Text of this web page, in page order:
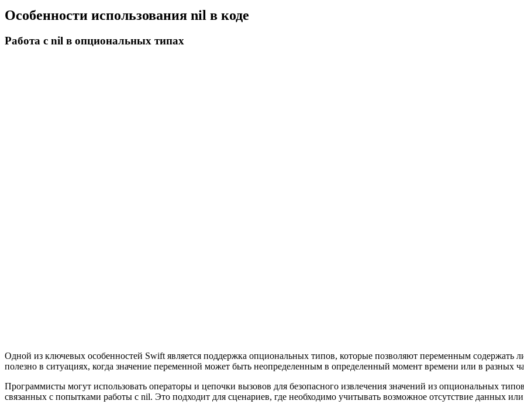
Особенности использования nil в коде
Работа с nil в опциональных типах
Одной из ключевых особенностей Swift является поддержка опциональных типов, которые позволяют переменным содержать
полезно в ситуациях, когда значение переменной может быть неопределенным в определенный момент времени или в разных
Программисты могут использовать операторы и цепочки вызовов для безопасного извлечения значений из опциональных
связанных с попытками работы с nil. Это подходит для сценариев, где необходимо учитывать возможное отсутствие данных